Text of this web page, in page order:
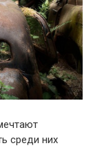
среди них